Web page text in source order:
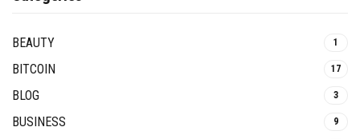
BEAUTY 1
BITCOIN 17
BLOG 3
BUSINESS 9